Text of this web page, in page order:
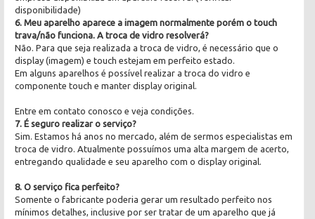
disponibilidade)
6. Meu aparelho aparece a imagem normalmente porém o touch
trava/não funciona. A troca de vidro resolverá?
Não. Para que seja realizada a troca de vidro, é necessário que o
display (imagem) e touch estejam em perfeito estado.
Em alguns aparelhos é possível realizar a troca do vidro e
componente touch e manter display original.
Entre em contato conosco e veja condições.
7. É seguro realizar o serviço?
Sim. Estamos há anos no mercado, além de sermos especialistas em
troca de vidro. Atualmente possuímos uma alta margem de acerto,
entregando qualidade e seu aparelho com o display original.
8. O serviço fica perfeito?
Somente o fabricante poderia gerar um resultado perfeito nos
mínimos detalhes, inclusive por ser tratar de um aparelho que já